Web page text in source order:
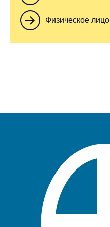
Физическое лицо